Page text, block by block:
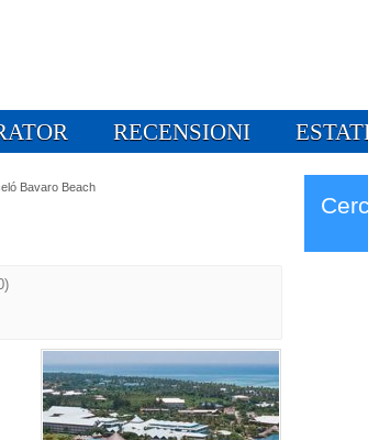
RECENSIONI
Bavaro Beach
)